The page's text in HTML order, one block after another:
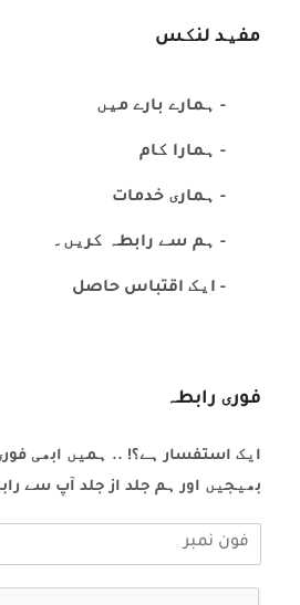
مفید لنکس
- ہمارے بارے میں
- ہمارا کام
- ہماری خدمات
- ہم سے رابطہ کریں۔
- ایک اقتباس حاصل
فوری رابطہ
ایک استفسار ہے؟! .. ہمیں ابھی
بھیجیں اور ہم جلد از جلد آپ سے